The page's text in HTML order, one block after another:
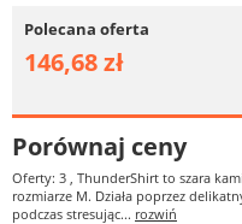
Polecana oferta
146,68 zł
Porównaj ceny
Oferty: 3 , ThunderShirt to szara
rozmiarze M. Działa poprzez
podczas stresując... rozwiń